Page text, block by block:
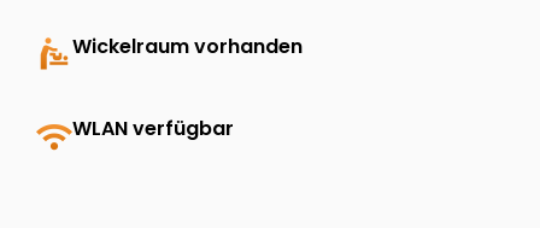
baby_changing_stationWickelraum vorhanden
wifiWLAN verfügbar